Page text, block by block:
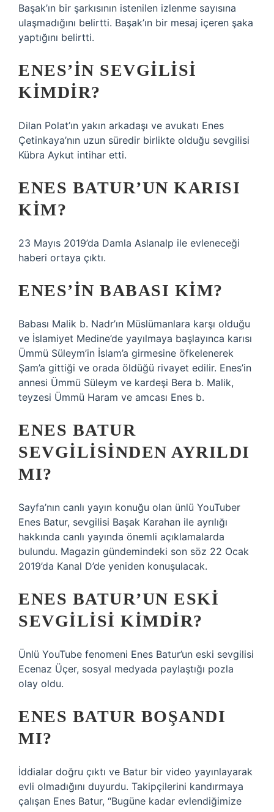
Başak’ın bir şarkısının istenilen izlenme sayısına
ulaşmadığını belirtti. Başak’ın bir mesaj içeren şaka
yaptığını belirtti.
ENES’IN SEVGILISI
KIMDIR?
Dilan Polat’ın yakın arkadaşı ve avukatı Enes
Çetinkaya’nın uzun süredir birlikte olduğu sevgilisi
Kübra Aykut intihar etti.
ENES BATUR’UN KARISI
KIM?
23 Mayıs 2019’da Damla Aslanalp ile evleneceği
haberi ortaya çıktı.
ENES’IN BABASI KIM?
Babası Malik b. Nadr’ın Müslümanlara karşı olduğu
ve İslamiyet Medine’de yayılmaya başlayınca karısı
Ümmü Süleym’in İslam’a girmesine öfkelenerek
Şam’a gittiği ve orada öldüğü rivayet edilir. Enes’in
annesi Ümmü Süleym ve kardeşi Bera b. Malik,
teyzesi Ümmü Haram ve amcası Enes b.
ENES BATUR
SEVGILISINDEN AYRILDI
MI?
Sayfa’nın canlı yayın konuğu olan ünlü YouTuber
Enes Batur, sevgilisi Başak Karahan ile ayrılığı
hakkında canlı yayında önemli açıklamalarda
bulundu. Magazin gündemindeki son söz 22 Ocak
2019’da Kanal D’de yeniden konuşulacak.
ENES BATUR’UN ESKI
SEVGILISI KIMDIR?
Ünlü YouTube fenomeni Enes Batur’un eski sevgilisi
Ecenaz Üçer, sosyal medyada paylaştığı pozla
olay oldu.
ENES BATUR BOŞANDI
MI?
İddialar doğru çıktı ve Batur bir video yayınlayarak
evli olmadığını duyurdu. Takipçilerini kandırmaya
çalışan Enes Batur, “Bugüne kadar evlendiğimize